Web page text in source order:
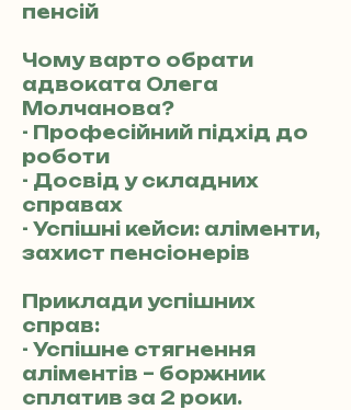
пенсій
Чому варто обрати
адвоката Олега
Молчанова?
- Професійний підхід до
роботи
- Досвід у складних
справах
- Успішні кейси: аліменти,
захист пенсіонерів
Приклади успішних
справ:
- Успішне стягнення
аліментів – боржник
сплатив за 2 роки.